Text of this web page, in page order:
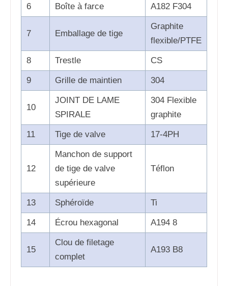
6 Boîte à farce A182 F304
7 Emballage de tige
Graphite
flexible/PTFE
8 Trestle CS
9 Grille de maintien 304
10
JOINT DE LAME
SPIRALE
304 Flexible
graphite
11 Tige de valve 17-4PH
12
Manchon de support
de tige de valve
supérieure
Téflon
13 Sphéroïde Ti
14 Écrou hexagonal A194 8
15
Clou de filetage
complet
A193 B8